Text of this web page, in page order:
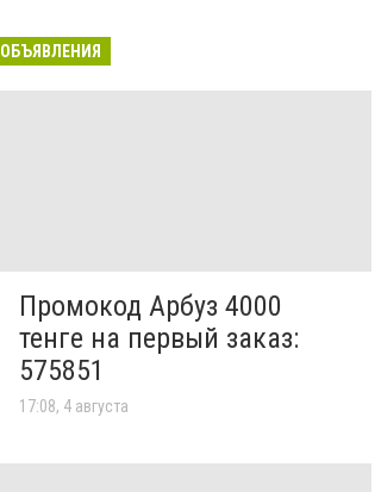
ОБЪЯВЛЕНИЯ
Промокод Арбуз 4000
тенге на первый заказ:
575851
17:08, 4 августа